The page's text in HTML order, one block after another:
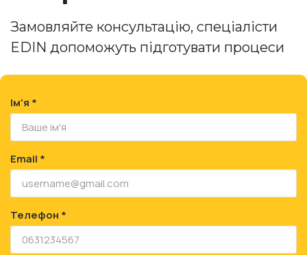
Замовляйте консультацію, спеціалісти
EDIN допоможуть підготувати процеси
Ім'я *
Email *
Телефон *